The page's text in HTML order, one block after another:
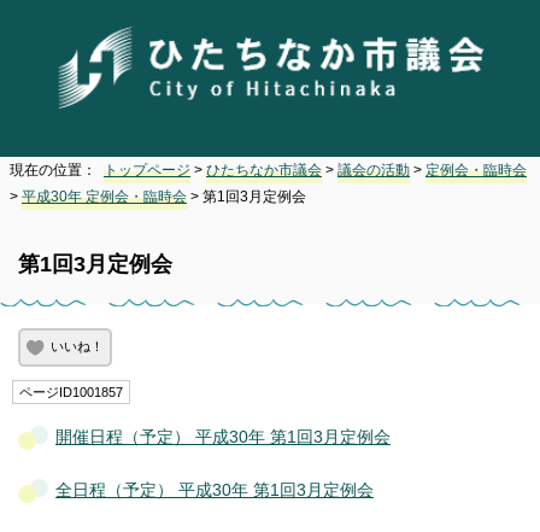
現在の位置： トップページ > ひたちなか市議会 > 議会の活動 > 定例会・臨時会
> 平成30年 定例会・臨時会 > 第1回3月定例会
第1回3月定例会
いいね！
ページID1001857
開催日程（予定） 平成30年 第1回3月定例会
全日程（予定） 平成30年 第1回3月定例会